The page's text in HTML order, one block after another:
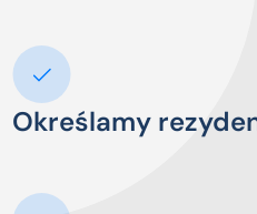
Określamy